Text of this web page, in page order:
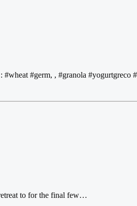
#germ, , #granola
to for the final few…